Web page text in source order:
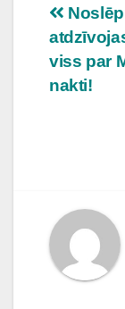
Ziņu
viss par
nakti!